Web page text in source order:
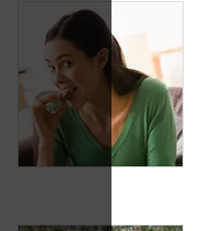
Prévenir les maux de
tête au jour le jour